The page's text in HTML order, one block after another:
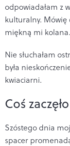
odpowiadałam z
kulturalny. Mówię
miękną mi kolana.
Nie słuchałam
była
kwiaciarni.
Coś
Szóstego dnia
spacer